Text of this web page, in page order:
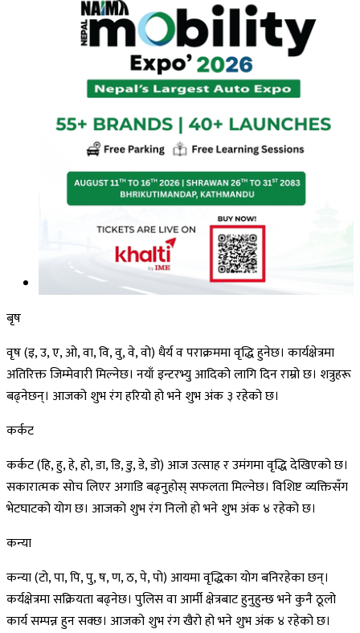
बृष
वृष (इ, उ, ए, ओ, वा, वि, वु, वे, वो) धैर्य व पराक्रममा वृद्धि हुनेछ। कार्यक्षेत्रमा
अतिरिक्त जिम्मेवारी मिल्नेछ। नयाँ इन्टरभ्यु आदिको लागि दिन राम्रो छ। शत्रुहरू
बढ्नेछन्। आजको शुभ रंग हरियो हो भने शुभ अंक ३ रहेको छ।
कर्कट
कर्कट (हि, हु, हे, हो, डा, डि, डु, डे, डो) आज उत्साह र उमंगमा वृद्धि देखिएको छ।
सकारात्मक सोच लिएर अगाडि बढ्नुहोस् सफलता मिल्नेछ। विशिष्ट व्यक्तिसँग
भेटघाटको योग छ। आजको शुभ रंग निलो हो भने शुभ अंक ४ रहेको छ।
कन्या
कन्या (टो, पा, पि, पु, ष, ण, ठ, पे, पो) आयमा वृद्धिका योग बनिरहेका छन्।
कर्यक्षेत्रमा सक्रियता बढ्नेछ। पुलिस वा आर्मी क्षेत्रबाट हुनुहुन्छ भने कुनै ठूलो
कार्य सम्पन्न हुन सक्छ। आजको शुभ रंग खैरो हो भने शुभ अंक ४ रहेको छ।